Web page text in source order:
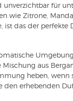
unverzichtbar für
wie Zitrone,
ist das der perfekte
Mischung aus
heben, wenn
den erhebenden